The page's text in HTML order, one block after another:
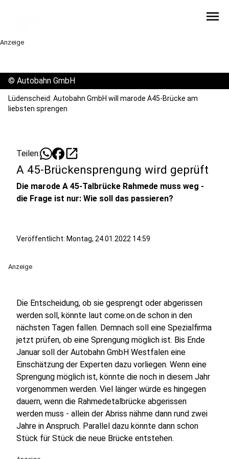
menu
Anzeige
© Autobahn GmbH
Lüdenscheid: Autobahn GmbH will marode A45-Brücke am
liebsten sprengen
Teilen: open_in_new
A 45-Brückensprengung wird geprüft
Die marode A 45-Talbrücke Rahmede muss weg -
die Frage ist nur: Wie soll das passieren?
Veröffentlicht: Montag, 24.01.2022 14:59
Anzeige
Die Entscheidung, ob sie gesprengt oder abgerissen
werden soll, könnte laut come.on.de schon in den
nächsten Tagen fallen. Demnach soll eine Spezialfirma
jetzt prüfen, ob eine Sprengung möglich ist. Bis Ende
Januar soll der Autobahn GmbH Westfalen eine
Einschätzung der Experten dazu vorliegen. Wenn eine
Sprengung möglich ist, könnte die noch in diesem Jahr
vorgenommen werden. Viel länger würde es hingegen
dauern, wenn die Rahmedetalbrücke abgerissen
werden muss - allein der Abriss nähme dann rund zwei
Jahre in Anspruch. Parallel dazu könnte dann schon
Stück für Stück die neue Brücke entstehen.